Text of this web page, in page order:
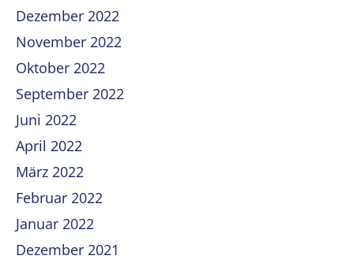
Dezember 2022
November 2022
Oktober 2022
September 2022
Juni 2022
April 2022
März 2022
Februar 2022
Januar 2022
Dezember 2021